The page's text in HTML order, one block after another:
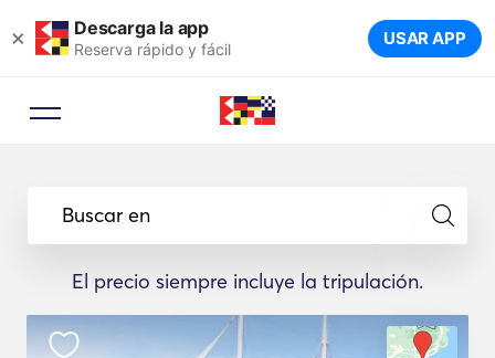
× Descarga la app
Reserva rápido y fácil USAR APP
Buscar en
El precio siempre incluye la tripulación.